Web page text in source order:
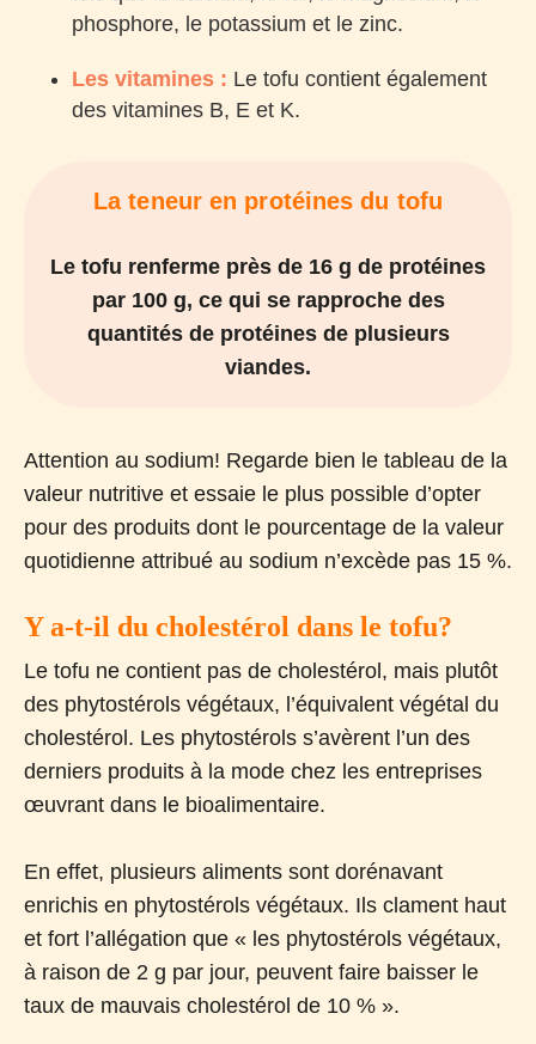
phosphore, le potassium et le zinc.
Les vitamines : Le tofu contient également
des vitamines B, E et K.
La teneur en protéines du tofu
Le tofu renferme près de 16 g de protéines
par 100 g, ce qui se rapproche des
quantités de protéines de plusieurs
viandes.
Attention au sodium! Regarde bien le tableau de la
valeur nutritive et essaie le plus possible d’opter
pour des produits dont le pourcentage de la valeur
quotidienne attribué au sodium n’excède pas 15 %.
Y a-t-il du cholestérol dans le tofu?
Le tofu ne contient pas de cholestérol, mais plutôt
des phytostérols végétaux, l’équivalent végétal du
cholestérol. Les phytostérols s’avèrent l’un des
derniers produits à la mode chez les entreprises
œuvrant dans le bioalimentaire.
En effet, plusieurs aliments sont dorénavant
enrichis en phytostérols végétaux. Ils clament haut
et fort l’allégation que « les phytostérols végétaux,
à raison de 2 g par jour, peuvent faire baisser le
taux de mauvais cholestérol de 10 % ».